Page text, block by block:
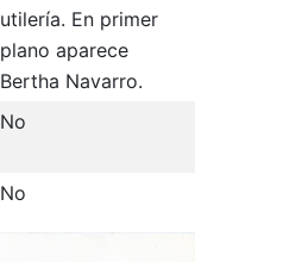
utilería. En primer
plano aparece
Bertha Navarro.
No
No